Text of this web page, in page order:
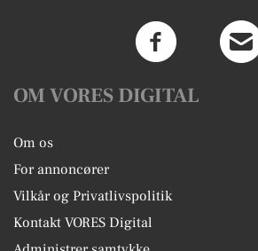
OM VORES DIGITAL
Om os
For annoncører
Vilkår og Privatlivspolitik
Kontakt VORES Digital